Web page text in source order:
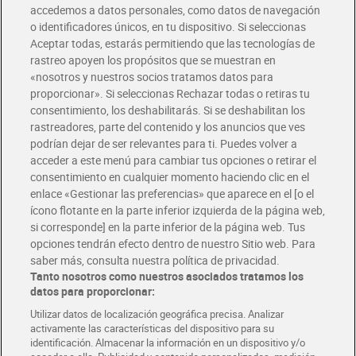
Envío gratis por compras superiores a 100€
Envío estandar por 4,99€
Glovo y Uber Eats
Solicita tu factura de Glovo o Uber Eats
Únete al CLUB Dia
Disfruta las ventajas y ofertas exclusivas.
Descárgate la APP Dia
Folletos y Tiendas
Descubre las mejores ofertas y busca tu tienda más cercana
Tarjeta MaX Dia
Te devuelve hasta 8€/mes de tus compras.
¡Solicita tu tarjeta de crédito aquí!
COMER MEJOR CADA DIA
accedemos a datos personales, como datos de navegación
o identificadores únicos, en tu dispositivo. Si seleccionas
Aceptar todas, estarás permitiendo que las tecnologías de
rastreo apoyen los propósitos que se muestran en
«nosotros y nuestros socios tratamos datos para
proporcionar». Si seleccionas Rechazar todas o retiras tu
consentimiento, los deshabilitarás. Si se deshabilitan los
rastreadores, parte del contenido y los anuncios que ves
podrían dejar de ser relevantes para ti. Puedes volver a
acceder a este menú para cambiar tus opciones o retirar el
consentimiento en cualquier momento haciendo clic en el
enlace «Gestionar las preferencias» que aparece en el [o el
ícono flotante en la parte inferior izquierda de la página web,
si corresponde] en la parte inferior de la página web. Tus
opciones tendrán efecto dentro de nuestro Sitio web. Para
saber más, consulta nuestra política de privacidad.
Tanto nosotros como nuestros asociados tratamos los
datos para proporcionar:
Utilizar datos de localización geográfica precisa. Analizar
activamente las características del dispositivo para su
identificación. Almacenar la información en un dispositivo y/o